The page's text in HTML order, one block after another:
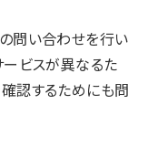
問い合わせを行い
ービスが異なるた
認するためにも問